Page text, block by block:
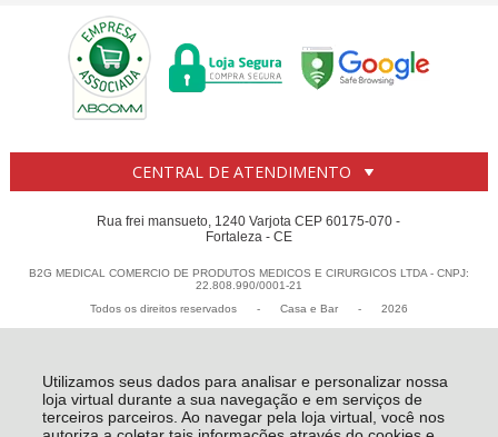
Utilizamos seus dados para analisar e personalizar nossa
loja virtual durante a sua navegação e em serviços de
terceiros parceiros. Ao navegar pela loja virtual, você nos
CENTRAL DE ATENDIMENTO
Rua frei mansueto, 1240 Varjota CEP 60175-070 -
Fortaleza - CE
B2G MEDICAL COMERCIO DE PRODUTOS MEDICOS E CIRURGICOS LTDA - CNPJ:
22.808.990/0001-21
Todos os direitos reservados
- Casa e Bar - 2026